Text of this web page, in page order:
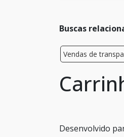
Buscas
Vendas de
Desenvolvido